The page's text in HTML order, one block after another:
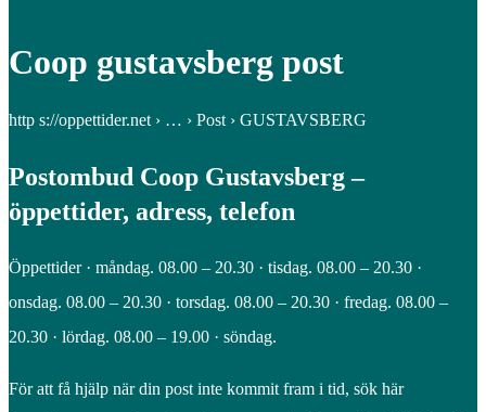
Coop gustavsberg post
http s://oppettider.net › … › Post › GUSTAVSBERG
Postombud Coop Gustavsberg –
öppettider, adress, telefon
Öppettider · måndag. 08.00 – 20.30 · tisdag. 08.00 – 20.30 ·
onsdag. 08.00 – 20.30 · torsdag. 08.00 – 20.30 · fredag. 08.00 –
20.30 · lördag. 08.00 – 19.00 · söndag.
För att få hjälp när din post inte kommit fram i tid, sök här